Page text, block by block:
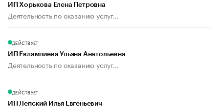
ИП Хорькова Елена Петровна
Деятельность по оказанию услуг...
ДЕЙСТВУЕТ
ИП Евлампиева Ульяна Анатольевна
Деятельность по оказанию услуг...
ДЕЙСТВУЕТ
ИП Лепский Илья Евгеньевич